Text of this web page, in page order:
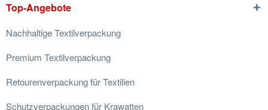
Top-Angebote
Nachhaltige Textilverpackung
Premium Textilverpackung
Retourenverpackung für Textilien
Schutzverpackungen für Krawatten